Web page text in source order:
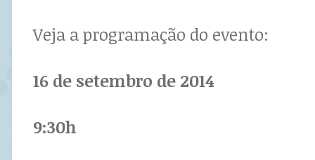
Veja a programação do evento:
16 de setembro de 2014
9:30h